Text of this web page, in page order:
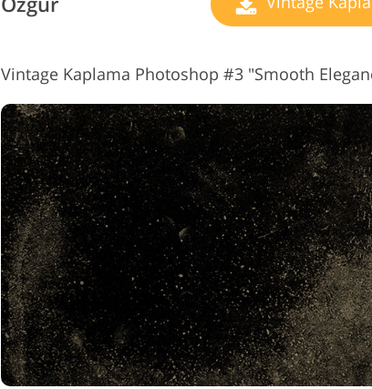
Vintage Kaplama Photoshop #3 "Smooth